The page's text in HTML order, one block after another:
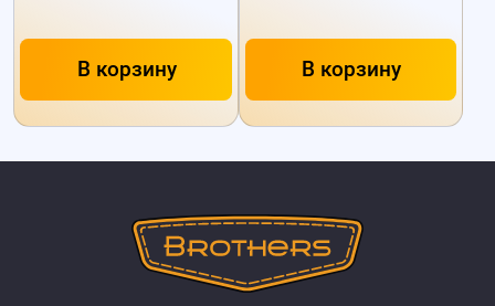
В корзину В корзину